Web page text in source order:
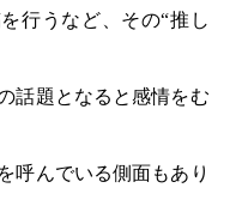
行うなど、その“推し
話題となると感情をむ
呼んでいる側面もあり